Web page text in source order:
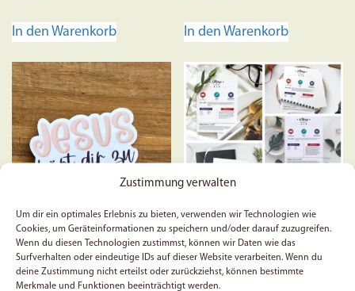
Zustimmung verwalten
Um dir ein optimales Erlebnis zu bieten, verwenden wir Technologien wie
Cookies, um Geräteinformationen zu speichern und/oder darauf zuzugreifen.
Wenn du diesen Technologien zustimmst, können wir Daten wie das
Surfverhalten oder eindeutige IDs auf dieser Website verarbeiten. Wenn du
deine Zustimmung nicht erteilst oder zurückziehst, können bestimmte
Merkmale und Funktionen beeinträchtigt werden.
5.00
In den Warenkorb
mit
von 5
In den Warenkorb
5x Jesus hört dir zu |
Christlicher Sticker |
Glaube Sticker | Aufkleber |
Biblestudy-Card – Mose-
Set